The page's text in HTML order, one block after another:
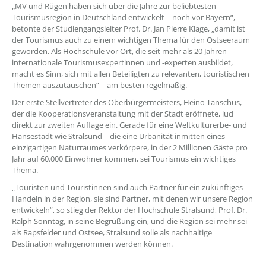
„MV und Rügen haben sich über die Jahre zur beliebtesten
Tourismusregion in Deutschland entwickelt – noch vor Bayern“,
betonte der Studiengangsleiter Prof. Dr. Jan Pierre Klage, „damit ist
der Tourismus auch zu einem wichtigen Thema für den Ostseeraum
geworden. Als Hochschule vor Ort, die seit mehr als 20 Jahren
internationale Tourismusexpertinnen und -experten ausbildet,
macht es Sinn, sich mit allen Beteiligten zu relevanten, touristischen
Themen auszutauschen“ – am besten regelmäßig.
Der erste Stellvertreter des Oberbürgermeisters, Heino Tanschus,
der die Kooperationsveranstaltung mit der Stadt eröffnete, lud
direkt zur zweiten Auflage ein. Gerade für eine Weltkulturerbe- und
Hansestadt wie Stralsund – die eine Urbanität inmitten eines
einzigartigen Naturraumes verkörpere, in der 2 Millionen Gäste pro
Jahr auf 60.000 Einwohner kommen, sei Tourismus ein wichtiges
Thema.
„Touristen und Touristinnen sind auch Partner für ein zukünftiges
Handeln in der Region, sie sind Partner, mit denen wir unsere Region
entwickeln“, so stieg der Rektor der Hochschule Stralsund, Prof. Dr.
Ralph Sonntag, in seine Begrüßung ein, und die Region sei mehr sei
als Rapsfelder und Ostsee, Stralsund solle als nachhaltige
Destination wahrgenommen werden können.